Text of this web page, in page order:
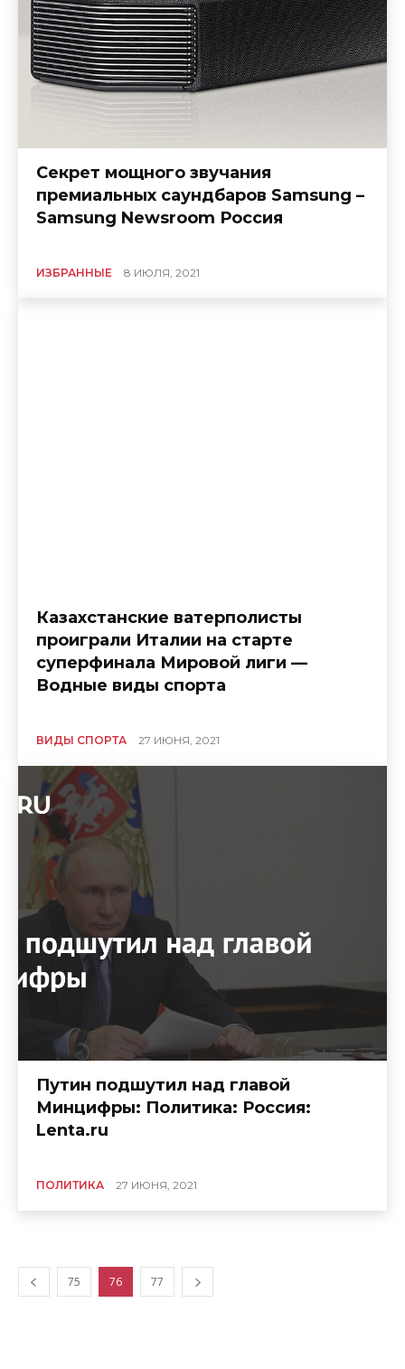
Секрет мощного звучания
премиальных саундбаров Samsung –
Samsung Newsroom Россия
ИЗБРАННЫЕ 8 ИЮЛЯ, 2021
Казахстанские ватерполисты
проиграли Италии на старте
суперфинала Мировой лиги —
Водные виды спорта
ВИДЫ СПОРТА 27 ИЮНЯ, 2021
Путин подшутил над главой
Минцифры: Политика: Россия:
Lenta.ru
ПОЛИТИКА 27 ИЮНЯ, 2021
75 76 77